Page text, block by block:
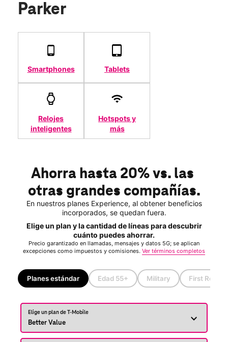
Parker
Smartphones Tablets
Relojes
inteligentes
Hotspots y
más